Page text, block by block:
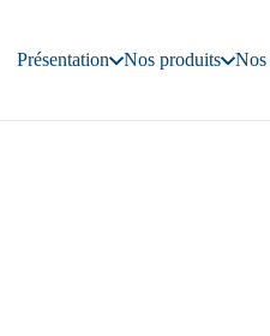
Présentation Nos produits Nos